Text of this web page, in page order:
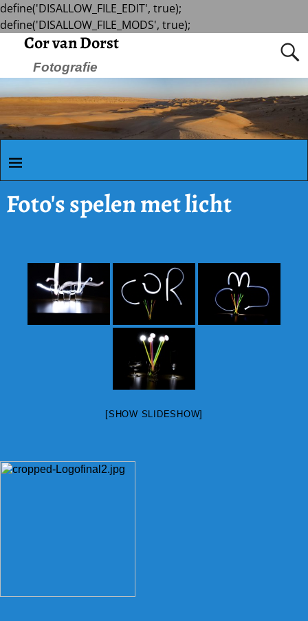
define('DISALLOW_FILE_EDIT', true);
define('DISALLOW_FILE_MODS', true);
Cor van Dorst
Fotografie
Foto's spelen met licht
[SHOW SLIDESHOW]